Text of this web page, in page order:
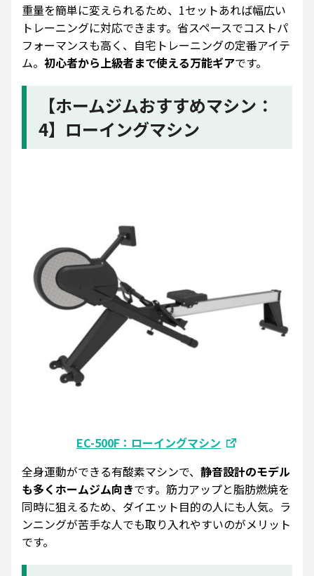
重量を簡単に変えられるため、1セットあれば幅広い
トレーニングに対応できます。省スペースでコストパ
フォーマンスも高く、自宅トレーニングの定番アイテ
ム。 初心者から上級者まで使える万能ギアです。
【ホームジムおすすめマシン：
4】ローイングマシン
EC-500F：ローイングマシン
全身運動ができる有酸素マシンで、 静音設計のモデル
も多くホームジム向きです。筋力アップと脂肪燃焼を
同時に狙えるため、ダイエット目的の人にも人気。ラ
ンニングが苦手な人でも取り入れやすいのがメリット
です。